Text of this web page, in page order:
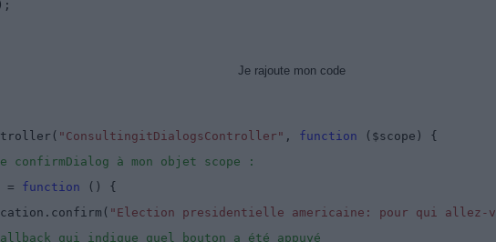
Je rajoute mon code
"ConsultingitDialogsController" , function ($scope) {
confirmDialog à mon objet scope :
= function () {
"Election presidentielle americaine: pour qui allez-
qui indique quel bouton a été appuyé